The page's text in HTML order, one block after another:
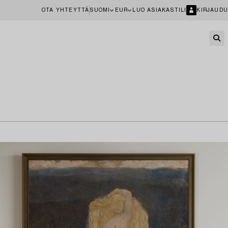
OTA YHTEYTTÄ SUOMI EUR LUO ASIAKASTILI KIRJAUDU